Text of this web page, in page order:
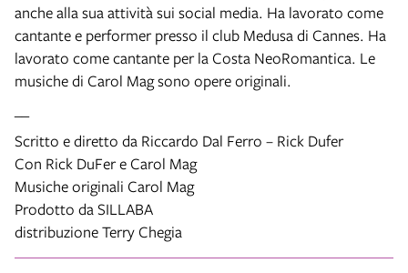
anche alla sua attività sui social media. Ha lavorato come
cantante e performer presso il club Medusa di Cannes. Ha
lavorato come cantante per la Costa NeoRomantica. Le
musiche di Carol Mag sono opere originali.
Scritto e diretto da Riccardo Dal Ferro – Rick Dufer
Con Rick DuFer e Carol Mag
Musiche originali Carol Mag
Prodotto da SILLABA
distribuzione Terry Chegia